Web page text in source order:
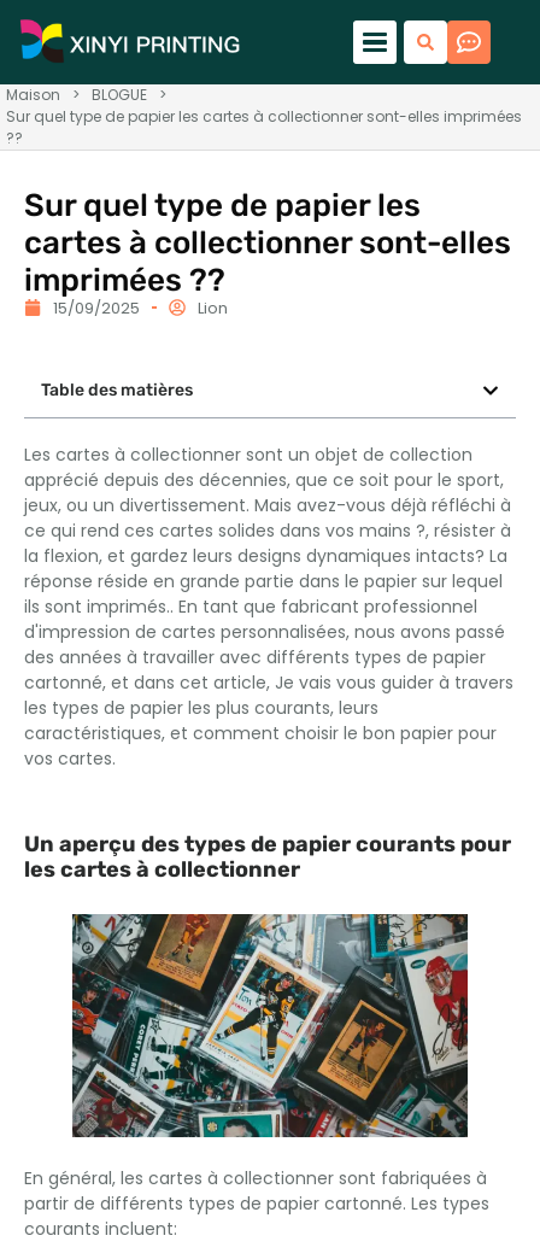
Maison > BLOGUE
>
Sur quel type de papier les cartes à collectionner sont-elles imprimées
??
Sur quel type de papier les
cartes à collectionner sont-elles
imprimées ??
15/09/2025 Lion
Table des matières
Les cartes à collectionner sont un objet de collection
apprécié depuis des décennies, que ce soit pour le sport,
jeux, ou un divertissement. Mais avez-vous déjà réfléchi à
ce qui rend ces cartes solides dans vos mains ?, résister à
la flexion, et gardez leurs designs dynamiques intacts? La
réponse réside en grande partie dans le papier sur lequel
ils sont imprimés.. En tant que fabricant professionnel
d'impression de cartes personnalisées, nous avons passé
des années à travailler avec différents types de papier
cartonné, et dans cet article, Je vais vous guider à travers
les types de papier les plus courants, leurs
caractéristiques, et comment choisir le bon papier pour
vos cartes.
Un aperçu des types de papier courants pour
les cartes à collectionner
En général, les cartes à collectionner sont fabriquées à
partir de différents types de papier cartonné. Les types
courants incluent: